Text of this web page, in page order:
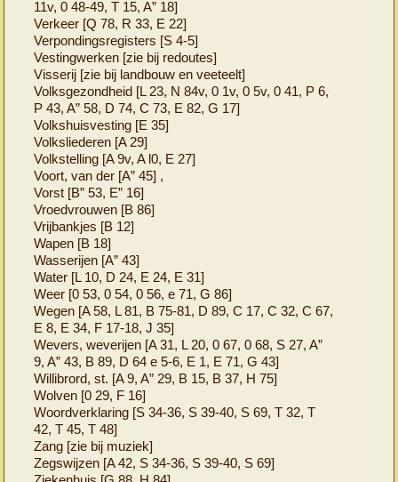
11v, 0 48-49, T 15, A” 18]
Verkeer [Q 78, R 33, E 22]
Verpondingsregisters [S 4-5]
Vestingwerken [zie bij redoutes]
Visserij [zie bij landbouw en veeteelt]
Volksgezondheid [L 23, N 84v, 0 1v, 0 5v, 0 41, P 6,
P 43, A” 58, D 74, C 73, E 82, G 17]
Volkshuisvesting [E 35]
Volksliederen [A 29]
Volkstelling [A 9v, A l0, E 27]
Voort, van der [A” 45] ,
Vorst [B” 53, E” 16]
Vroedvrouwen [B 86]
Vrijbankjes [B 12]
Wapen [B 18]
Wasserijen [A” 43]
Water [L 10, D 24, E 24, E 31]
Weer [0 53, 0 54, 0 56, e 71, G 86]
Wegen [A 58, L 81, B 75-81, D 89, C 17, C 32, C 67,
E 8, E 34, F 17-18, J 35]
Wevers, weverijen [A 31, L 20, 0 67, 0 68, S 27, A”
9, A” 43, B 89, D 64 e 5-6, E 1, E 71, G 43]
Willibrord, st. [A 9, A” 29, B 15, B 37, H 75]
Wolven [0 29, F 16]
Woordverklaring [S 34-36, S 39-40, S 69, T 32, T
42, T 45, T 48]
Zang [zie bij muziek]
Zegswijzen [A 42, S 34-36, S 39-40, S 69]